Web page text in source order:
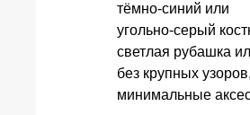
тёмно‑синий или
угольно‑серый
светлая рубашка
без крупных узоров,
минимальные